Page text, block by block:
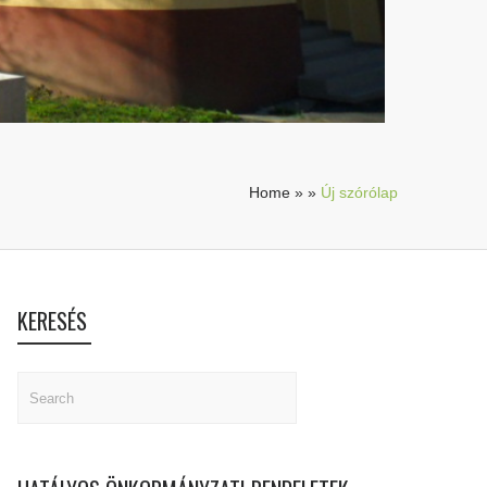
Home » » Új szórólap
KERESÉS